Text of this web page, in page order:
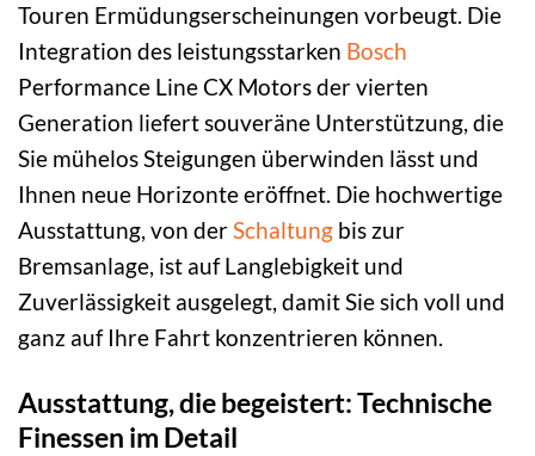
Touren Ermüdungserscheinungen vorbeugt. Die
Integration des leistungsstarken Bosch
Performance Line CX Motors der vierten
Generation liefert souveräne Unterstützung, die
Sie mühelos Steigungen überwinden lässt und
Ihnen neue Horizonte eröffnet. Die hochwertige
Ausstattung, von derSchaltung bis zur
Bremsanlage, ist auf Langlebigkeit und
Zuverlässigkeit ausgelegt, damit Sie sich voll und
ganz auf Ihre Fahrt konzentrieren können.
Ausstattung, die begeistert: Technische
Finessen im Detail